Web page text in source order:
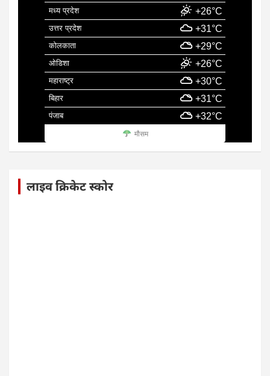
मध्य प्रदेश +26°C
उत्तर प्रदेश +31°C
कोलकाता +29°C
ओडिशा +26°C
महाराष्ट्र +30°C
बिहार +31°C
पंजाब +32°C
मौसम
लाइव क्रिकेट स्कोर